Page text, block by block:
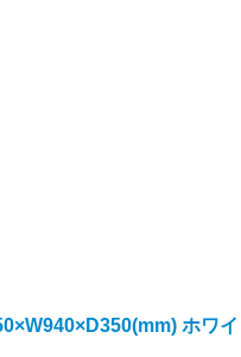
ホワイ